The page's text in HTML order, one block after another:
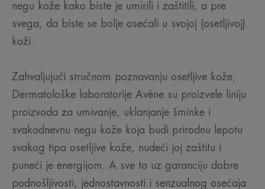
negu kože kako biste je umirili i zaštitili, a pre
svega, da biste se bolje osećali u svojoj (osetljivoj)
koži.
Zahvaljujući stručnom poznavanju osetljive kože,
Dermatološke laboratorije Avène su proizvele liniju
proizvoda za umivanje, uklanjanje šminke i
svakodnevnu negu kože koja budi prirodnu lepotu
svakog tipa osetljive kože, nudeći joj zaštitu i
puneći je energijom. A sve to uz garanciju dobre
podnošljivosti, jednostavnosti i senzualnog osećaja